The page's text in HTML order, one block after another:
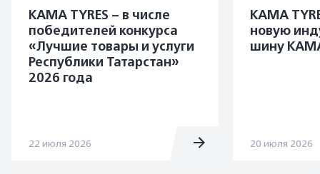
KAMA TYRES – в числе
победителей конкурса
«Лучшие товары и услуги
Республики Татарстан»
2026 года
22 июля 2026
KAMA
новую
шину
20 июля 2026